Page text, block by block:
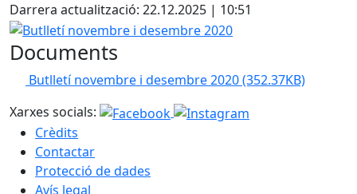
Darrera actualització: 22.12.2025 | 10:51
Butlletí novembre i desembre 2020
Documents
Butlletí novembre i desembre 2020(352.37KB)
Xarxes socials:
Crèdits
Contactar
Protecció de dades
Avís legal